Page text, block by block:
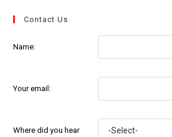
Contact Us
Name:
Your email:
Where did you hear